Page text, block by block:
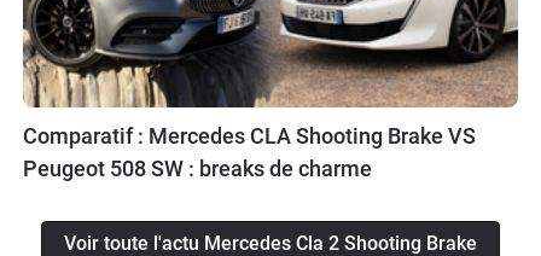
Comparatif : Mercedes CLA Shooting Brake VS
Peugeot 508 SW : breaks de charme
Voir toute l'actu Mercedes Cla 2 Shooting Brake